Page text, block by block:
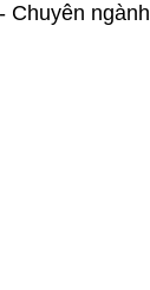
Chuyên ngành